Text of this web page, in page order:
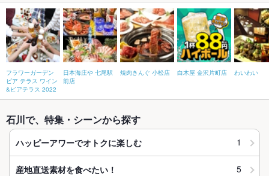
フラワーガーデン
ビア テラス ワイン
&ビアテラス 2022
日本海庄や 七尾駅
前店
焼肉きんぐ 小松店 白木屋 金沢片町店 わいわい
石川で、特集・シーンから探す
ハッピーアワーでオトクに楽しむ 1
産地直送素材を食べたい！ 5